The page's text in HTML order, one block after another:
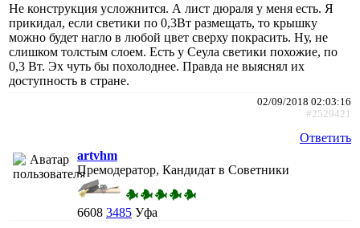
Не конструкция усложнится. А лист дюраля у меня есть. Я
прикидал, если светики по 0,3Вт размещать, то крышку
можно будет нагло в любой цвет сверху покрасить. Ну, не
слишком толстым слоем. Есть у Сеула светики похожие, по
0,3 Вт. Эх чуть бы похолоднее. Правда не выяснял их
доступность в стране.
02/09/2018 02:03:16
#2529421
Ответить
artvhm
Премодератор, Кандидат в Советники
6608 3485 Уфа